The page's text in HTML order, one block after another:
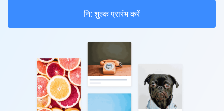
नि: शुल्क प्रारंभ करें